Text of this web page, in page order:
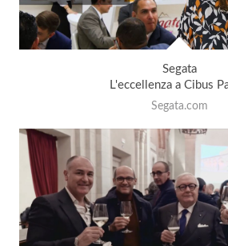
Segata
L'eccellenza a Cibus
Segata.com